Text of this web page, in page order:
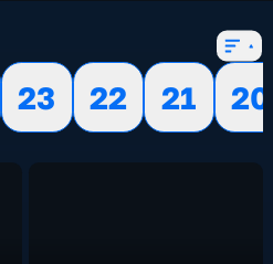
23 22 21
20